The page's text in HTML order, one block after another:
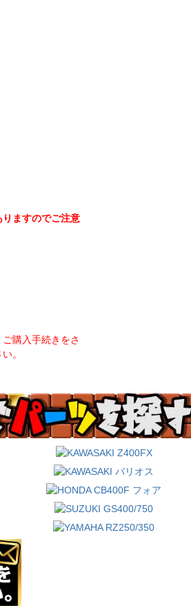
ますのでご注意
購入手続きをさ
。